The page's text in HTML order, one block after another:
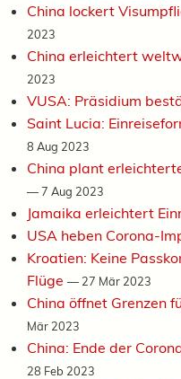
China lockert
2023
China erleichtert
2023
VUSA: Präsidium
Saint Lucia:
8 Aug 2023
China plant
—7 Aug 2023
Jamaika erleichtert
USA heben Corona-
Kroatien: Keine
Flüge — 27 Mär 2023
China öffnet Grenzen
Mär 2023
China: Ende der
28 Feb 2023